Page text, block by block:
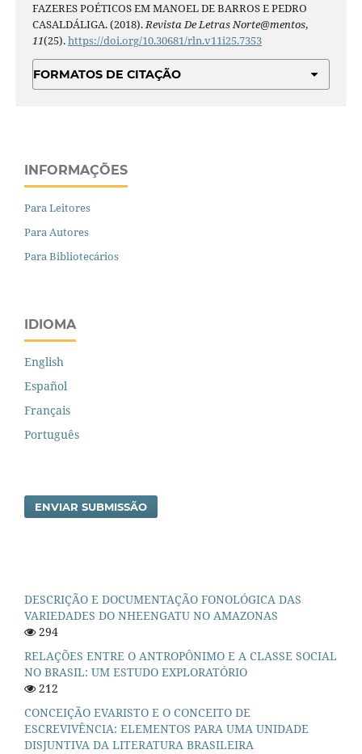
FAZERES POÉTICOS EM MANOEL DE BARROS E PEDRO
CASALDÁLIGA. (2018).Revista De Letras Norte@mentos,
11(25).https://doi.org/10.30681/rln.v11i25.7353
FORMATOS DE CITAÇÃO
INFORMAÇÕES
Para Leitores
Para Autores
Para Bibliotecários
IDIOMA
English
Español
Français
Português
ENVIAR SUBMISSÃO
DESCRIÇÃO E DOCUMENTAÇÃO FONOLÓGICA DAS
VARIEDADES DO NHEENGATU NO AMAZONAS
294
RELAÇÕES ENTRE O ANTROPÔNIMO E A CLASSE SOCIAL
NO BRASIL: UM ESTUDO EXPLORATÓRIO
212
CONCEIÇÃO EVARISTO E O CONCEITO DE
ESCREVIVÊNCIA: ELEMENTOS PARA UMA UNIDADE
DISJUNTIVA DA LITERATURA BRASILEIRA